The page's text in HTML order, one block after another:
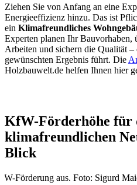
Ziehen Sie von Anfang an eine
Energie­effizienz hinzu. Das ist
ein Klima­freundliches
Experten planen Ihr Bau­vorhaben,
Arbeiten und sichern die Qualität
gewünschten Ergebnis führt. Die
Holzbauwelt.de helfen Ihnen hier
KfW-Förderhöhe für
klimafreundlichen
Blick